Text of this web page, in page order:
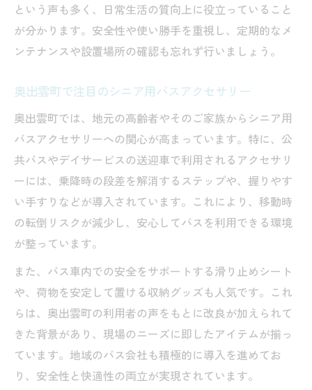
という声も多く、日常生活の質向上に役立っていること
が分かります。安全性や使い勝手を重視し、定期的なメ
ンテナンスや設置場所の確認も忘れず行いましょう。
奥出雲町で注目のシニア用バスアクセサリー
奥出雲町では、地元の高齢者やそのご家族からシニア用
バスアクセサリーへの関心が高まっています。特に、公
共バスやデイサービスの送迎車で利用されるアクセサリ
ーには、乗降時の段差を解消するステップや、握りやす
い手すりなどが導入されています。これにより、移動時
の転倒リスクが減少し、安心してバスを利用できる環境
が整っています。
また、バス車内での安全をサポートする滑り止めシート
や、荷物を安定して置ける収納グッズも人気です。これ
らは、奥出雲町の利用者の声をもとに改良が加えられて
きた背景があり、現場のニーズに即したアイテムが揃っ
ています。地域のバス会社も積極的に導入を進めてお
り、安全性と快適性の両立が実現されています。